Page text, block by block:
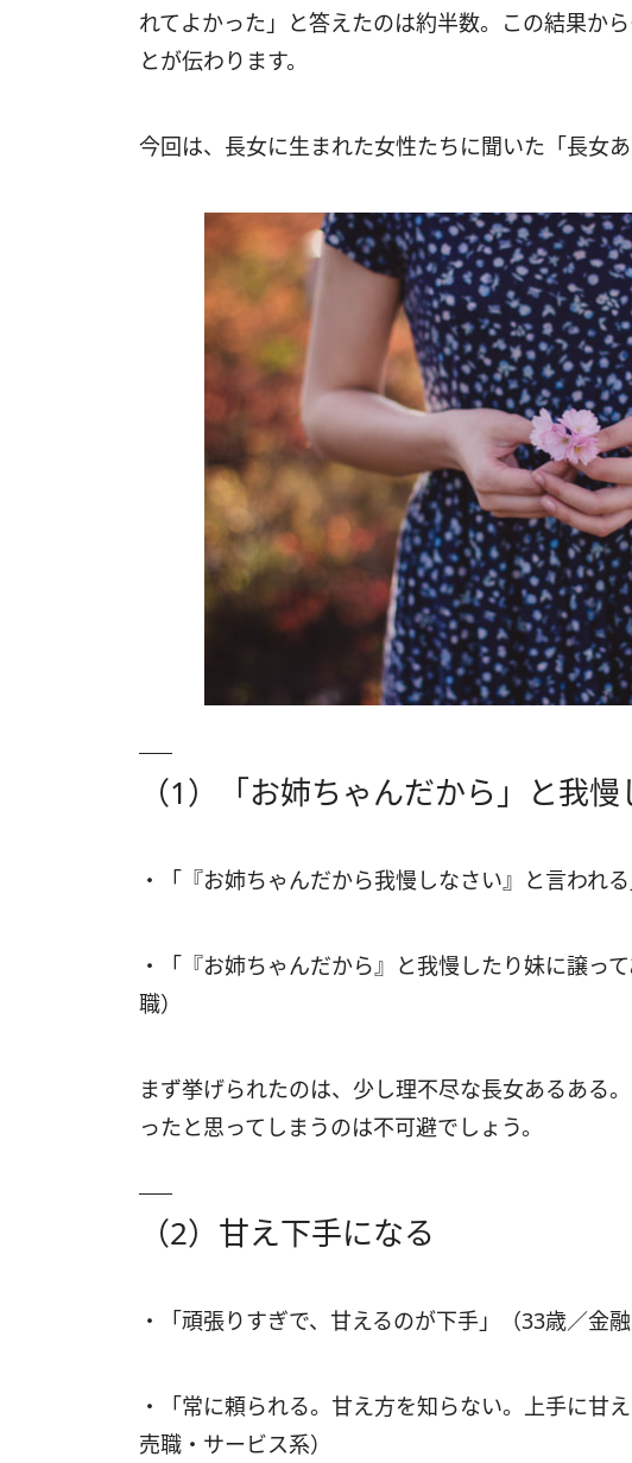
れてよかった」と答えたのは約半数。この結果か
とが伝わります。
今回は、長女に生まれた女性たちに聞いた「長女あ
（1）「お姉ちゃんだから」と我
・「『お姉ちゃんだから我慢しなさい』と言われ
・「『お姉ちゃんだから』と我慢したり妹に譲っ
職）
まず挙げられたのは、少し理不尽な長女あるある
ったと思ってしまうのは不可避でしょう。
（2）甘え下手になる
・「頑張りすぎで、甘えるのが下手」（33歳／金融
・「常に頼られる。甘え方を知らない。上手に甘
売職・サービス系）